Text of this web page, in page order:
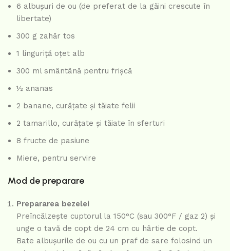
6 albușuri de ou (de preferat de la găini crescute în
libertate)
300 g zahăr tos
1 linguriță oțet alb
300 ml smântână pentru frișcă
½ ananas
2 banane, curățate și tăiate felii
2 tamarillo, curățate și tăiate în sferturi
8 fructe de pasiune
Miere, pentru servire
Mod de preparare
Prepararea bezelei
Preîncălzește cuptorul la 150°C (sau 300°F / gaz 2) și
unge o tavă de copt de 24 cm cu hârtie de copt.
Bate albușurile de ou cu un praf de sare folosind un